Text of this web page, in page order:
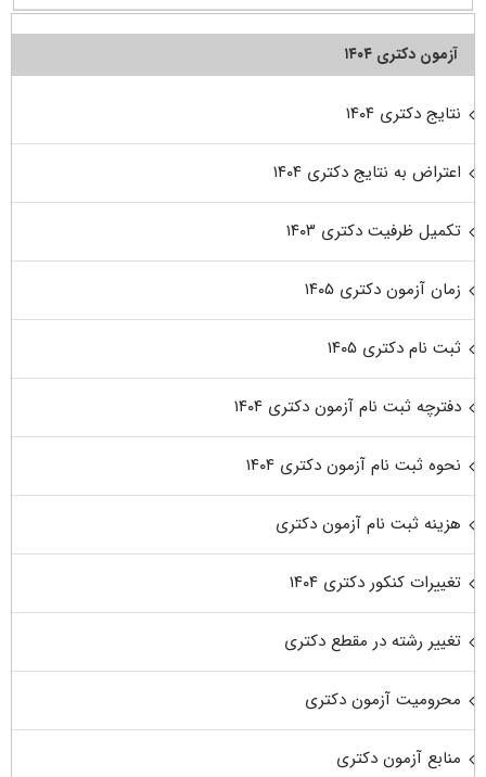
آزمون دکتری ۱۴۰۴
نتایج دکتری ۱۴۰۴
اعتراض به نتایج دکتری ۱۴۰۴
تکمیل ظرفیت دکتری ۱۴۰۳
زمان آزمون دکتری ۱۴۰۵
ثبت نام دکتری ۱۴۰۵
دفترچه ثبت نام آزمون دکتری ۱۴۰۴
نحوه ثبت نام آزمون دکتری ۱۴۰۴
هزینه ثبت نام آزمون دکتری
تغییرات کنکور دکتری ۱۴۰۴
تغییر رشته در مقطع دکتری
محرومیت آزمون دکتری
منابع آزمون دکتری